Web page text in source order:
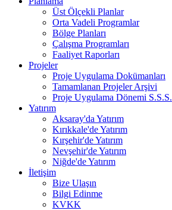
Üst Ölçekli Planlar
Orta Vadeli Programlar
Bölge Planları
Çalışma Programları
Faaliyet Raporları
Projeler
Proje Uygulama Dokümanları
Tamamlanan Projeler Arşivi
Proje Uygulama Dönemi S.S.S.
Yatırım
Aksaray'da Yatırım
Kırıkkale'de Yatırım
Kırşehir'de Yatırım
Nevşehir'de Yatırım
Niğde'de Yatırım
İletişim
Bize Ulaşın
Bilgi Edinme
KVKK